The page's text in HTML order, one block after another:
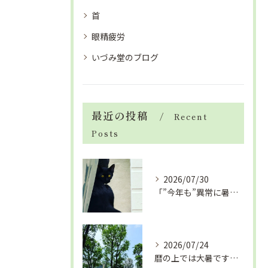
首
眼精疲労
いづみ堂のブログ
最近の投稿
Recent
Posts
2026/07/30
「”今年も”異常に暑い夏」酷暑+冷房＝夏風邪、腰痛、ひざの痛...
2026/07/24
暦の上では大暑です！腰痛や肩こりから来る頭痛